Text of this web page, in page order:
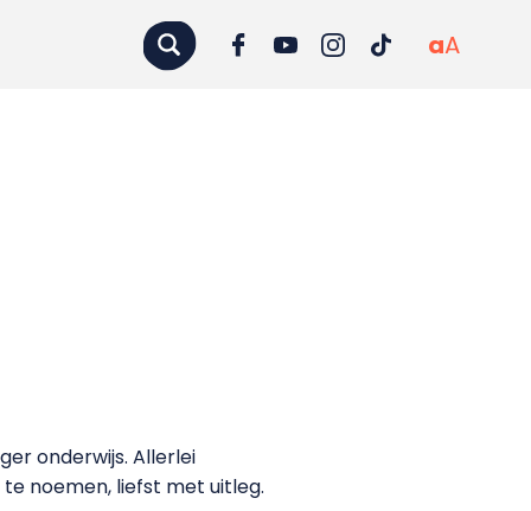
aA
onderwijs. Allerlei
noemen, liefst met uitleg.